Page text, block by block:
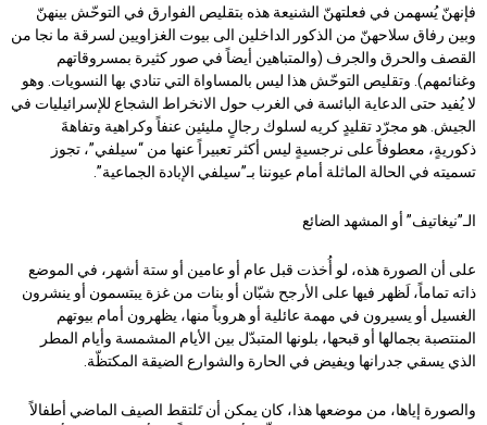
فإنهنّ يُسهمن في فعلتهنّ الشنيعة هذه بتقليص الفوارق في التوحّش بينهنّ
وبين رفاق سلاحهنّ من الذكور الداخلين الى بيوت الغزاويين لسرقة ما نجا من
القصف والحرق والجرف (والمتباهين أيضاً في صور كثيرة بمسروقاتهم
وغنائمهم). وتقليص التوحّش هذا ليس بالمساواة التي تنادي بها النسويات. وهو
لا يُفيد حتى الدعاية البائسة في الغرب حول الانخراط الشجاع للإسرائيليات في
الجيش. هو مجرّد تقليدٍ كريه لسلوك رجالٍ مليئين عنفاً وكراهية وتفاهةَ
ذكوريةٍ، معطوفاً على نرجسيةٍ ليس أكثر تعبيراً عنها من “سيلفي”، تجوز
تسميته في الحالة الماثلة أمام عيوننا بـ”سيلفي الإبادة الجماعية”.
الـ”نيغاتيف” أو المشهد الضائع
على أن الصورة هذه، لو أُخذت قبل عام أو عامين أو ستة أشهر، في الموضع
ذاته تماماً، لَظهر فيها على الأرجح شبّان أو بنات من غزة يبتسمون أو ينشرون
الغسيل أو يسيرون في مهمة عائلية أو هروباً منها، يظهرون أمام بيوتهم
المنتصبة بجمالها أو قبحها، بلونها المتبدّل بين الأيام المشمسة وأيام المطر
الذي يسقي جدرانها ويفيض في الحارة والشوارع الضيقة المكتظّة.
والصورة إياها، من موضعها هذا، كان يمكن أن تَلتقط الصيف الماضي أطفالاً